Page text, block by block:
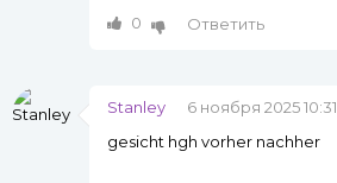
0
Ответить
Stanley
6 ноября 2025 10:31
gesicht hgh vorher nachher